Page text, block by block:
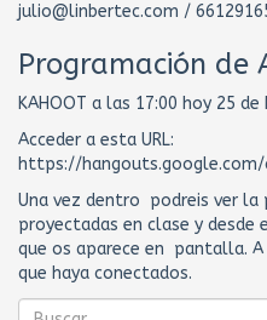
julio@linbertec.com /
Programación de
KAHOOT a las 17:00 hoy 25 de
Acceder a esta URL:
https://hangouts.google.com/
Una vez dentro podreis ver la
proyectadas en clase y desde
que os aparece en pantalla.
que haya conectados.